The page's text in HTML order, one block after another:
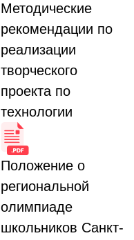
Методические
рекомендации по
реализации
творческого
проекта по
технологии
Положение о
региональной
олимпиаде
школьников Санкт-